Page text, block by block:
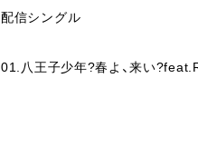
配信シングル
01.八王子少年?春よ、来い